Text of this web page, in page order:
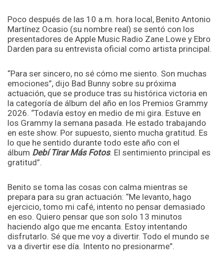
Poco después de las 10 a.m. hora local, Benito Antonio
Martínez Ocasio (su nombre real) se sentó con los
presentadores de Apple Music Radio Zane Lowe y Ebro
Darden para su entrevista oficial como artista principal.
“Para ser sincero, no sé cómo me siento. Son muchas
emociones”, dijo Bad Bunny sobre su próxima
actuación, que se produce tras su histórica victoria en
la categoría de álbum del año en los Premios Grammy
2026. “Todavía estoy en medio de mi gira. Estuve en
los Grammy la semana pasada. He estado trabajando
en este show. Por supuesto, siento mucha gratitud. Es
lo que he sentido durante todo este año con el
álbum Debí Tirar Más Fotos. El sentimiento principal es
gratitud”.
Benito se toma las cosas con calma mientras se
prepara para su gran actuación: “Me levanto, hago
ejercicio, tomo mi café, intento no pensar demasiado
en eso. Quiero pensar que son solo 13 minutos
haciendo algo que me encanta. Estoy intentando
disfrutarlo. Sé que me voy a divertir. Todo el mundo se
va a divertir ese día. Intento no presionarme”.